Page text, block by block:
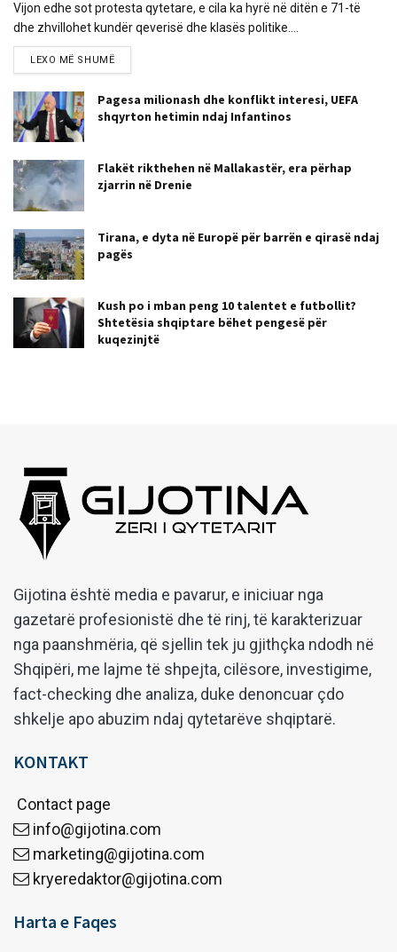
Vijon edhe sot protesta qytetare, e cila ka hyrë në ditën e 71-të
dhe zhvillohet kundër qeverisë dhe klasës politike....
LEXO MË SHUMË
Pagesa milionash dhe konflikt interesi, UEFA
shqyrton hetimin ndaj Infantinos
Flakët rikthehen në Mallakastër, era përhap
zjarrin në Drenie
Tirana, e dyta në Europë për barrën e qirasë ndaj
pagës
Kush po i mban peng 10 talentet e futbollit?
Shtetësia shqiptare bëhet pengesë për
kuqezinjtë
Gijotina është media e pavarur, e iniciuar nga
gazetarë profesionistë dhe të rinj, të karakterizuar
nga paanshmëria, që sjellin tek ju gjithçka ndodh në
Shqipëri, me lajme të shpejta, cilësore, investigime,
fact-checking dhe analiza, duke denoncuar çdo
shkelje apo abuzim ndaj qytetarëve shqiptarë.
KONTAKT
Contact page
info@gijotina.com
marketing@gijotina.com
kryeredaktor@gijotina.com
Harta e Faqes